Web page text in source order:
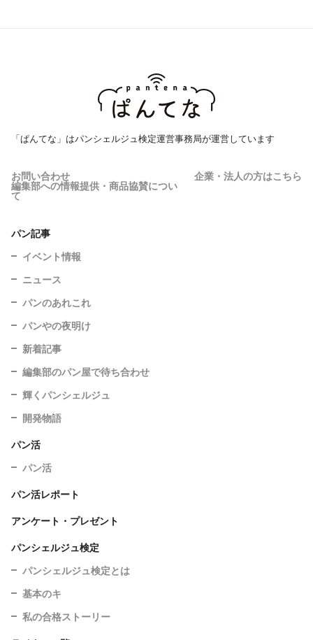
「ぱんてな」はパンシェルジュ検定運営事務局が運営しています
お問い合わせ 企業・法人の方はこちら
編集部への情報提供・商品協賛につい
て
パン記事
イベント情報
ニュース
パンのあれこれ
パンやの夜明け
新着記事
編集部のパン屋で待ち合わせ
輝くパンシェルジュ
開発物語
パン活
パン活
パン活レポート
アンケート・プレゼント
パンシェルジュ検定
パンシェルジュ検定とは
基本のキ
私の合格ストーリー